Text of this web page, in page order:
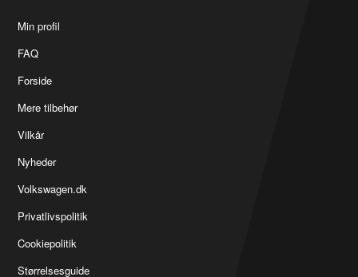
Min profil
FAQ
Forside
Mere tilbehør
Vilkår
Nyheder
Volkswagen.dk
Privatlivspolitik
Cookiepolitik
Størrelsesguide